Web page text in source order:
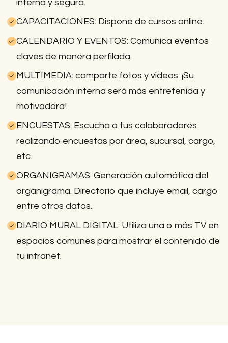
interna y segura.
CAPACITACIONES: Dispone de cursos online.
CALENDARIO Y EVENTOS: Comunica eventos
claves de manera perfilada.
MULTIMEDIA: comparte fotos y videos. ¡Su
comunicación interna será más entretenida y
motivadora!
ENCUESTAS: Escucha a tus colaboradores
realizando encuestas por área, sucursal, cargo,
etc.
ORGANIGRAMAS: Generación automática del
organigrama. Directorio que incluye email, cargo
entre otros datos.
DIARIO MURAL DIGITAL: Utiliza una o más TV en
espacios comunes para mostrar el contenido de
tu intranet.